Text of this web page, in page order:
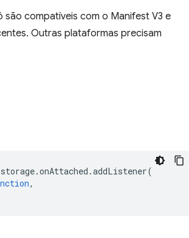
são compatíveis com o Manifest V3 e
Outras plataformas precisam
storage.onAttached .addListener(
,